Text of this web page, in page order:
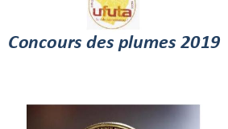
Concours des plumes 2019